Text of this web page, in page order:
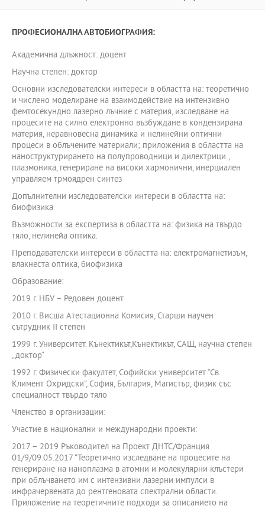
ПРОФЕСИОНАЛНА АВТОБИОГРАФИЯ:
Академична длъжност: доцент
Научна степен: доктор
Основни изследователски интереси в областта на: теоретично
и числено моделиране на взаимодействие на интензивно
фемтосекундно лазерно лъчние с материя, изследване на
процесите на силно електронно възбуждане в кондензирана
материя, неравновесна динамика и нелинейни оптични
процеси в облъчените материали; приложения в областта на
наноструктурирането на полупроводници и дилектрици ,
плазмоника, генериране на високи хармонични, инерциален
управляем трмоядрен синтез
Допълнителни изследователски интереси в областта на:
биофизика
Възможности за експертиза в областта на: физика на твърдо
тяло, нелинейа оптика.
Преподавателски интереси в областта на: електромагнетизъм,
влакнеста оптика, биофизика
Образование:
2019 г. НБУ – Редовен доцент
2010 г. Висша Атестационна Комисия, Старши научен
сътрудник II степен
1999 г. Университет. Кънектикът,Кънектикът, САЩ, научна степен
„доктор“
1992 г. Физически факултет, Софийски университет “Св.
Климент Охридски”, София, България, Магистър, физик със
специалност твърдо тяло
Членство в организации:
Участие в национални и международни проекти:
2017 – 2019 Ръководител на Проект ДНТС/Франция
01/9/09.05.2017 “Теоретично изследване на процесите на
генериране на наноплазма в атомни и молекулярни клъстери
при облъчването им с интензивни лазерни импулси в
инфрачервената до рентгеновата спектрални области.
Приложение на теоретичните подходи за описанието на